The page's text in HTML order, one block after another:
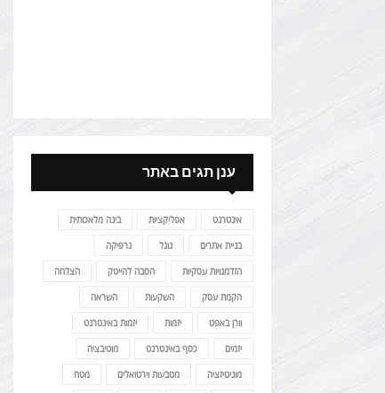
ענן תגים באתר
אינטרנט אפליקציות בינה מלאכותית
בניית אתרים גוגל גרפיקה
הזדמנויות עסקיות הסבה להייטק הצלחה
הקמת עסק השקעות השראה
וורן באפט יזמות יזמות באינטרנט
יזמים כסף באינטרנט מוטיבציה
מוניטיזציה מטבעות וירטואלים מטח